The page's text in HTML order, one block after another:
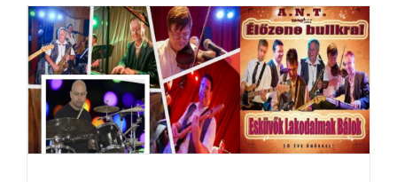
Lakodalom – Csór